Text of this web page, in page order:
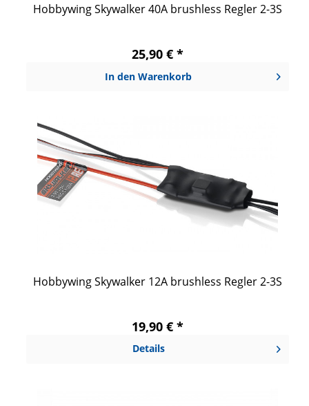
Hobbywing Skywalker 40A brushless Regler 2-3S
25,90 € *
In den Warenkorb
Hobbywing Skywalker 12A brushless Regler 2-3S
19,90 € *
Details